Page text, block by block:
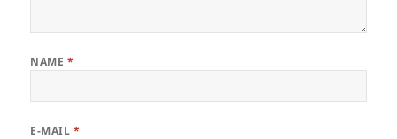
NAME *
E-MAIL *